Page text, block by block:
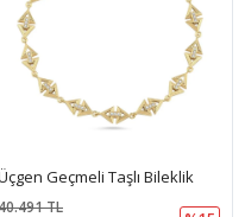
Taşlı Bileklik